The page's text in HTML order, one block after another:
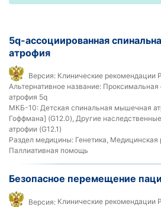
5q-ассоциированная
атрофия
Версия: Клинические рекомендации
Альтернативное название:
атрофия 5q
МКБ-10: Детская спинальная мышечная
Гоффмана] (G12.0), Другие
атрофии (G12.1)
Раздел медицины: Генетика,
Паллиативная помощь
Безопасное перемещение
Версия: Клинические рекомендации